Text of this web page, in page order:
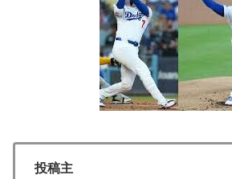
韓国人「織田信長の安土城の復元図
韓国人が衝撃！」→「当時の技術力
外国人「アジア杯で優勝するんだ」
ト1入りに現実味!?2030大会で出場
に！アメリカ人もポット1争いに熱
応】
▶ 海外「全部日本の真似だったのか…
投稿主